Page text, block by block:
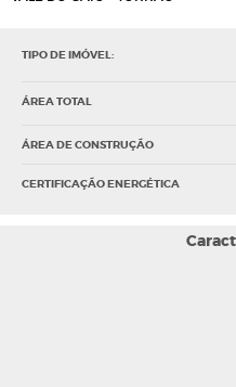
TIPO DE IMÓVEL:
ÁREA TOTAL
ÁREA DE CONSTRUÇÃO
CERTIFICAÇÃO ENERGÉTICA